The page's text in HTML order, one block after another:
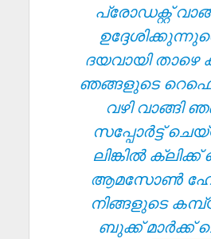
പ്രോഡക്റ്റ്
ദയവായി
ഞങ്ങളുടെ
വഴി വാങ്ങി
സപ്പോർട്ട്
ലിങ്കിൽ
ആമസോൺ
നിങ്ങളുടെ
ബുക്ക് മാർക്ക്